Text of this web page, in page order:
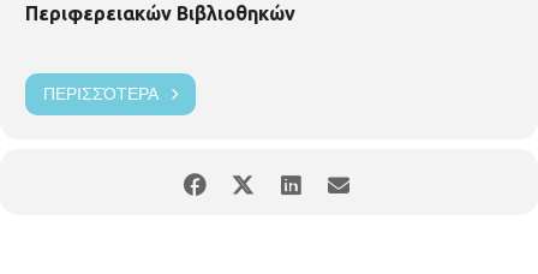
Περιφερειακών Βιβλιοθηκών
ΠΕΡΙΣΣΌΤΕΡΑ